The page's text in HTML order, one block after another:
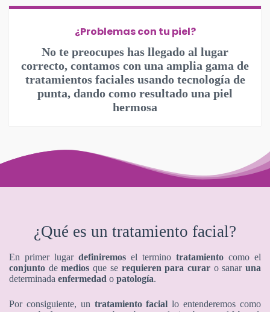
¿Problemas con tu piel?
No te preocupes has llegado al lugar
correcto, contamos con una amplia gama de
tratamientos faciales usando tecnología de
punta, dando como resultado una piel
hermosa
¿Qué es un tratamiento facial?
En primer lugar definiremos el termino tratamiento como el
conjunto demedios que se requieren para curaro sanaruna
determinada enfermedad o patología.
Por consiguiente, un tratamiento facial lo entenderemos como